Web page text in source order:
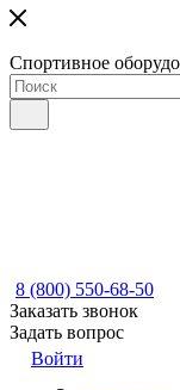
Спортивное
8 (800) 550-68-50
Заказать звонок
Задать вопрос
Войти